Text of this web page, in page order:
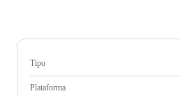
Tipo
Plataforma